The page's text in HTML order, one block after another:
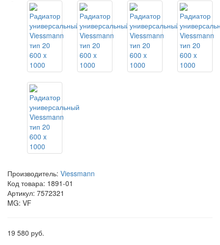
Производитель: Viessmann
Код товара: 1891-01
Артикул: 7572321
MG: VF
19 580 руб.